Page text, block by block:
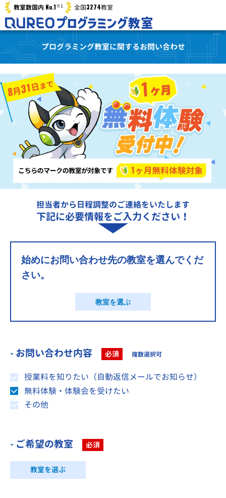
教室数国内 No.1※1 全国3274教室
プログラミング教室に関するお問い合わせ
担当者から日程調整のご連絡をいたします
下記に必要情報をご入力ください！
始めにお問い合わせ先の教室を選んでくだ
さい。
教室を選ぶ
- お問い合わせ内容 必須 複数選択可
授業料を知りたい（自動返信メールでお知らせ）
無料体験・体験会を受けたい
その他
- ご希望の教室 必須
教室を選ぶ